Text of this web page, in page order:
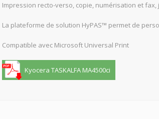
Impression recto-verso, copie, numérisation et fax,
La plateforme de solution HyPAS™ permet de
Compatible avec Microsoft Universal Print
Kyocera TASKALFA MA4500ci